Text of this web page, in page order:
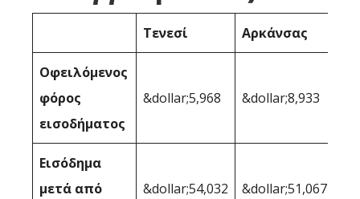
Τενεσί Αρκάνσας
Οφειλόμενος
φόρος
εισοδήματος
&dollar;5,968 &dollar;8,933
Εισόδημα
μετά από
&dollar;54,032 &dollar;51,067